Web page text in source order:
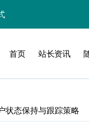
新洞察
化
略
首页 站长资讯
状态保持与跟踪策略